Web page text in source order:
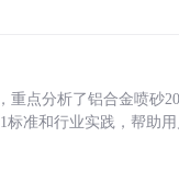
点分析了铝合金喷砂
准和行业实践，帮助